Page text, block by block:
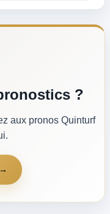
?
aux pronos Quinturf